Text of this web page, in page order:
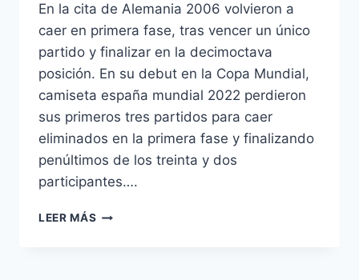
En la cita de Alemania 2006 volvieron a
caer en primera fase, tras vencer un único
partido y finalizar en la decimoctava
posición. En su debut en la Copa Mundial,
camiseta españa mundial 2022 perdieron
sus primeros tres partidos para caer
eliminados en la primera fase y finalizando
penúltimos de los treinta y dos
participantes….
LEER MÁS CAMISETA